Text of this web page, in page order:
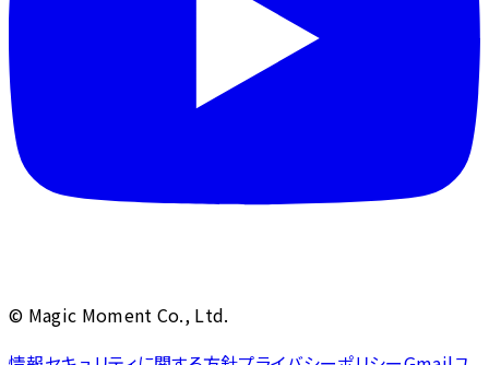
© Magic Moment Co., Ltd.